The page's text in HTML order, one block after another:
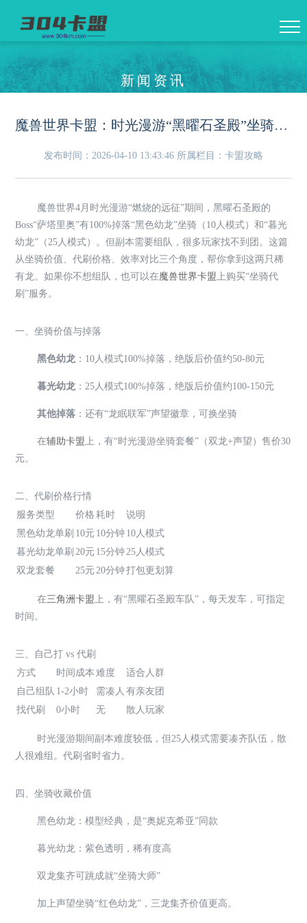
新闻资讯
魔兽世界卡盟：时光漫游“黑曜石圣殿”坐骑代刷——100%掉落的稀有龙
发布时间：2026-04-10 13:43:46 所属栏目：卡盟攻略
魔兽世界4月时光漫游“燃烧的远征”期间，黑曜石圣殿的
Boss“萨塔里奥”有100%掉落“黑色幼龙”坐骑（10人模式）和“暮光
幼龙”（25人模式）。但副本需要组队，很多玩家找不到团。这篇
从坐骑价值、代刷价格、效率对比三个角度，帮你拿到这两只稀
有龙。如果你不想组队，也可以在魔兽世界卡盟上购买“坐骑代
刷”服务。
一、坐骑价值与掉落
黑色幼龙：10人模式100%掉落，绝版后价值约50-80元
暮光幼龙：25人模式100%掉落，绝版后价值约100-150元
其他掉落 ：还有“龙眠联军”声望徽章，可换坐骑
在辅助卡盟上，有“时光漫游坐骑套餐”（双龙+声望）售价30
元。
二、代刷价格行情
服务类型
价格 耗时
说明
黑色幼龙单刷 10元 10分钟 10人模式
暮光幼龙单刷 20元 15分钟 25人模式
双龙套餐
25元 20分钟 打包更划算
在三角洲卡盟上，有“黑曜石圣殿车队”，每天发车，可指定
时间。
三、自己打 vs 代刷
方式
时间成本 难度
适合人群
自己组队 1-2小时 需凑人 有亲友团
找代刷
0小时 无 散人玩家
时光漫游期间副本难度较低，但25人模式需要凑齐队伍，散
人很难组。代刷省时省力。
四、坐骑收藏价值
黑色幼龙：模型经典，是“奥妮克希亚”同款
暮光幼龙：紫色透明，稀有度高
双龙集齐可跳成就“坐骑大师”
加上声望坐骑“红色幼龙”，三龙集齐价值更高。